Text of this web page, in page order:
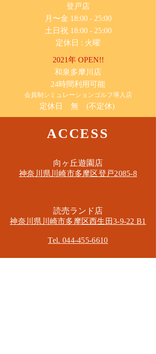
​登戸店
月〜金 18:00 - 25:00
土日祝 18:00 - 25:00
​定休日 : 火曜
2021年 OPEN!!
​和泉多摩川店
24時間利用可能
​会員制シミュレーションゴルフ導入店
定休日 無 (不定休)
ACCESS
​向ヶ丘遊園店
神奈川県川崎市多摩区​登戸2085-8
​読売ランド店
神奈川県川崎市多摩区​西生田3-9-22 B1
Tel. 044-455-6610